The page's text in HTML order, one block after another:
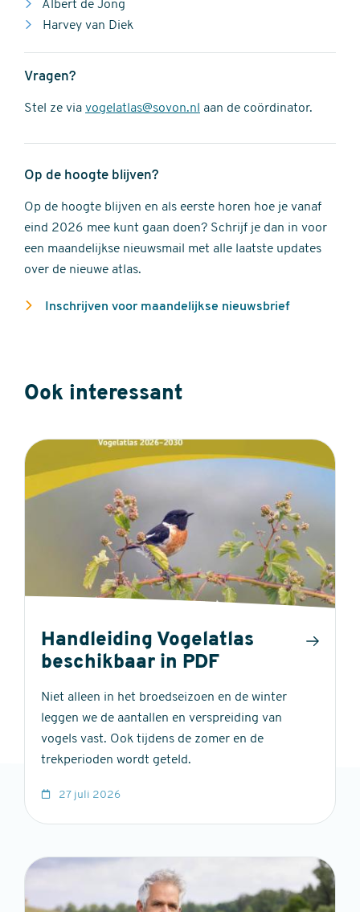
Albert de Jong
Harvey van Diek
Vragen?
Stel ze via vogelatlas@sovon.nl aan de coördinator.
Op de hoogte blijven?
Op de hoogte blijven en als eerste horen hoe je vanaf
eind 2026 mee kunt gaan doen? Schrijf je dan in voor
een maandelijkse nieuwsmail met alle laatste updates
over de nieuwe atlas.
Inschrijven voor maandelijkse nieuwsbrief
Ook interessant
Handleiding Vogelatlas
beschikbaar in PDF
Niet alleen in het broedseizoen en de winter
leggen we de aantallen en verspreiding van
vogels vast. Ook tijdens de zomer en de
trekperioden wordt geteld.
27 juli 2026